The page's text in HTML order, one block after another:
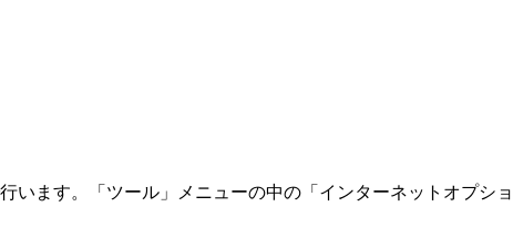
ます。「ツール」メニューの中の「インターネットオプシ